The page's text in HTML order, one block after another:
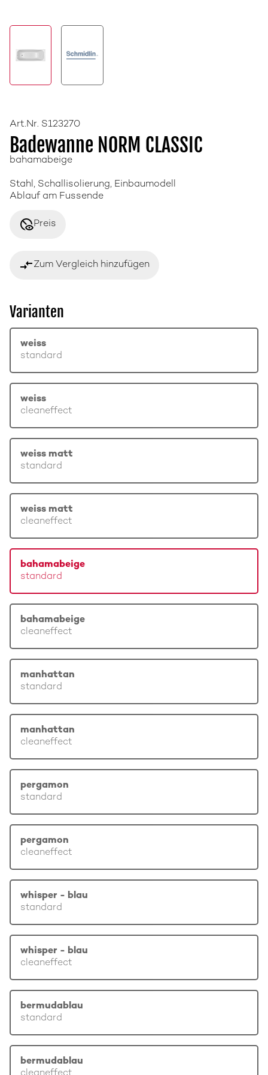
Art.Nr. S123270
Badewanne NORM CLASSIC
bahamabeige
Stahl, Schallisolierung, Einbaumodell
Ablauf am Fussende
disabled_visiblePreis
compare_arrowsZum Vergleich hinzufügen
Varianten
weiss
standard
weiss
cleaneffect
weiss matt
standard
weiss matt
cleaneffect
bahamabeige
standard
bahamabeige
cleaneffect
manhattan
standard
manhattan
cleaneffect
pergamon
standard
pergamon
cleaneffect
whisper - blau
standard
whisper - blau
cleaneffect
bermudablau
standard
bermudablau